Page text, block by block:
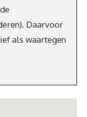
Daarvoor
als waartegen